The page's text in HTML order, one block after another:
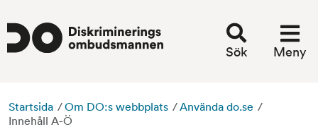
Sök Meny
Startsida /Om DO:s webbplats /Använda do.se /
Innehåll A-Ö